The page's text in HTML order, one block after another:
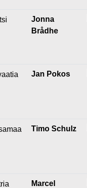
Jonna
Brådhe
Jan Pokos
Timo Schulz
Marcel